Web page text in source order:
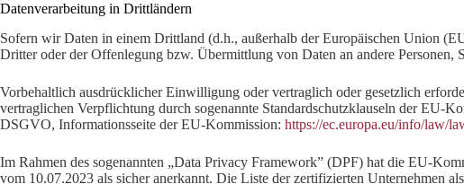
Datenverarbeitung in Drittländern
Sofern wir Daten in einem Drittland (d.h., außerhalb der Europäischen Union
Dritter oder der Offenlegung bzw. Übermittlung von Daten an andere
Vorbehaltlich ausdrücklicher Einwilligung oder vertraglich oder gesetzlich
vertraglichen Verpflichtung durch sogenannte Standardschutzklauseln der EU-
DSGVO, Informationsseite der EU-Kommission: https://ec.europa.eu/info/law/
Im Rahmen des sogenannten „Data Privacy Framework” (DPF) hat die EU-
vom 10.07.2023 als sicher anerkannt. Die Liste der zertifizierten Unternehmen